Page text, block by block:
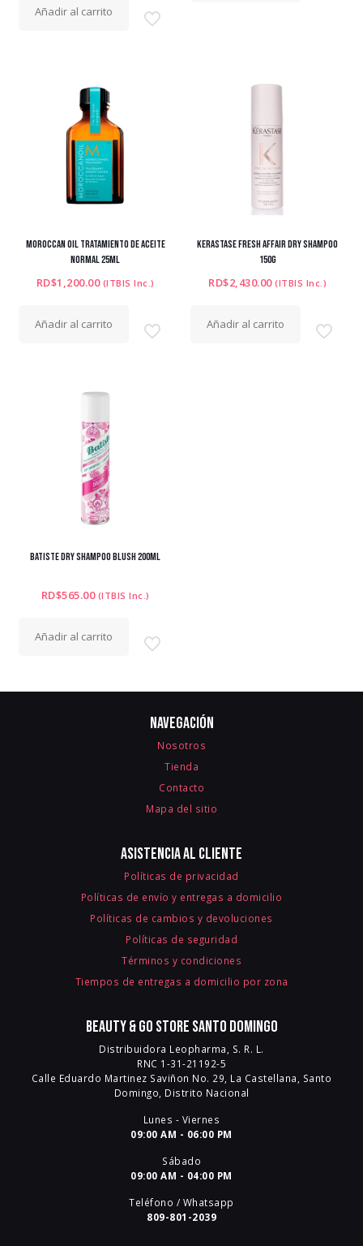
Añadir al carrito
MOROCCAN OIL TRATAMIENTO DE ACEITE
NORMAL 25ML
RD$1,200.00 (ITBIS Inc.)
Añadir al carrito
KERASTASE FRESH AFFAIR DRY SHAMPOO
150g
RD$2,430.00 (ITBIS Inc.)
Añadir al carrito
BATISTE DRY SHAMPOO BLUSH 200ML
RD$565.00 (ITBIS Inc.)
Añadir al carrito
Navegación
Nosotros
Tienda
Contacto
Mapa del sitio
Asistencia al cliente
Políticas de privacidad
Políticas de envío y entregas a domicilio
Políticas de cambios y devoluciones
Políticas de seguridad
Términos y condiciones
Tiempos de entregas a domicilio por zona
Beauty & Go Store Santo Domingo
Distribuidora Leopharma, S. R. L.
RNC 1-31-21192-5
Calle Eduardo Martinez Saviñon No. 29, La Castellana, Santo
Domingo, Distrito Nacional
Lunes - Viernes
09:00 AM - 06:00 PM
Sábado
09:00 AM - 04:00 PM
Teléfono / Whatsapp
809-801-2039